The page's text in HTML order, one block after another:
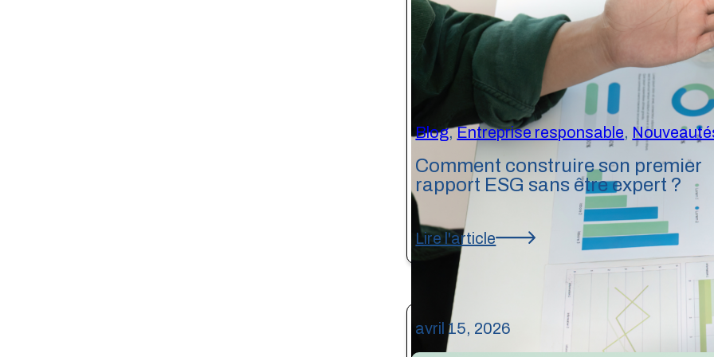
Blog,Entreprise responsable,
Comment construire son premier
rapport ESG sans être expert ?
Lire l'article
avril 15, 2026